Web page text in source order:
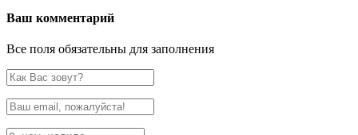
Ваш комментарий
Все поля обязательны для заполнения